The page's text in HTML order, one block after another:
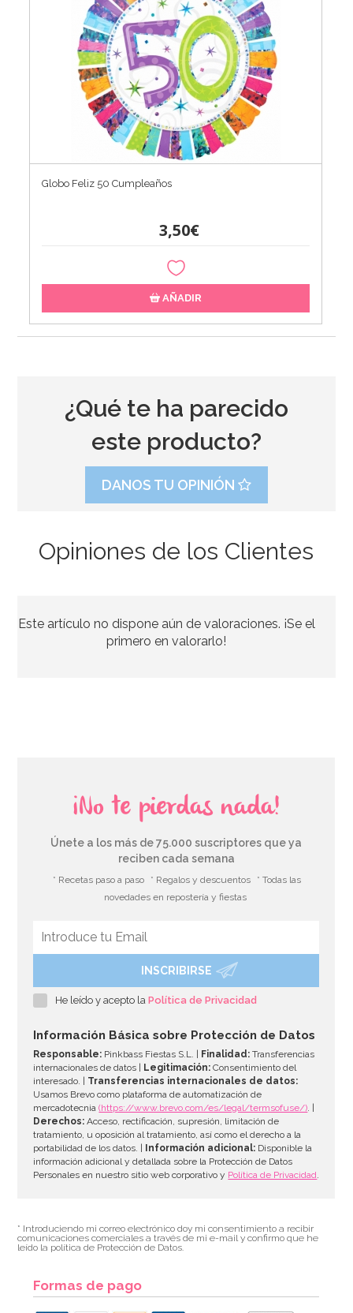
Globo Feliz 50 Cumpleaños
3,50€
AÑADIR
¿Qué te ha parecido
este producto?
DANOS TU OPINIÓN
Opiniones de los Clientes
Este artículo no dispone aún de valoraciones. ¡Se el
primero en valorarlo!
¡No te pierdas nada!
Únete a los más de 75.000 suscriptores que ya
reciben cada semana
* Recetas paso a paso * Regalos y descuentos
* Todas las
novedades en repostería y fiestas
INSCRIBIRSE
He leído y acepto laPolítica de Privacidad
Información Básica sobre Protección de Datos
Responsable: Pinkbass Fiestas S.L. | Finalidad: Transferencias
internacionales de datos |
Legitimación: Consentimiento del
interesado. | Transferencias internacionales de datos:
Usamos Brevo como plataforma de automatización de
mercadotecnia(https://www.brevo.com/es/legal/termsofuse/). |
Derechos: Acceso, rectificación, supresión, limitación de
tratamiento, u oposición al tratamiento, así como el derecho a la
portabilidad de los datos. |
Información adicional: Disponible la
información adicional y detallada sobre la Protección de Datos
Personales en nuestro sitio web corporativo y Política de Privacidad.
* Introduciendo mi correo electrónico doy mi consentimiento a recibir
comunicaciones comerciales a través de mi e-mail y confirmo que he
leído la política de Protección de Datos.
Formas de pago